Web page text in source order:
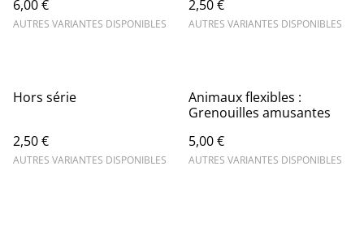
6,00 €
AUTRES VARIANTES DISPONIBLES
2,50 €
AUTRES VARIANTES DISPONIBLES
Hors série
2,50 €
AUTRES VARIANTES DISPONIBLES
Animaux flexibles :
Grenouilles amusantes
5,00 €
AUTRES VARIANTES DISPONIBLES